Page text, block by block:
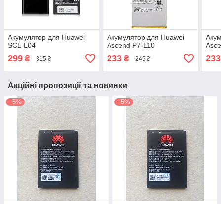
Акумулятор для Huawei
SCL-L04
299 ₴ 315 ₴
Акумулятор для Huawei
Ascend P7-L10
233₴ 245 ₴ 233
Акційні пропозиції та новинки
–5% –5%